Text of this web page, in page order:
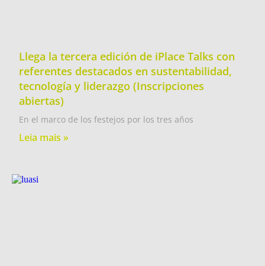
Llega la tercera edición de iPlace Talks con
referentes destacados en sustentabilidad,
tecnología y liderazgo (Inscripciones
abiertas)
En el marco de los festejos por los tres años
Leia mais »